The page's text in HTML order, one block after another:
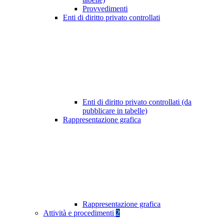
Provvedimenti
Enti di diritto privato controllati
Enti di diritto privato controllati (da
pubblicare in tabelle)
Rappresentazione grafica
Rappresentazione grafica
Attività e procedimenti 2